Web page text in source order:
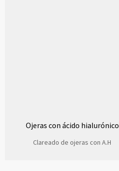
Ojeras con ácido hialurónico
Clareado de ojeras con A.H